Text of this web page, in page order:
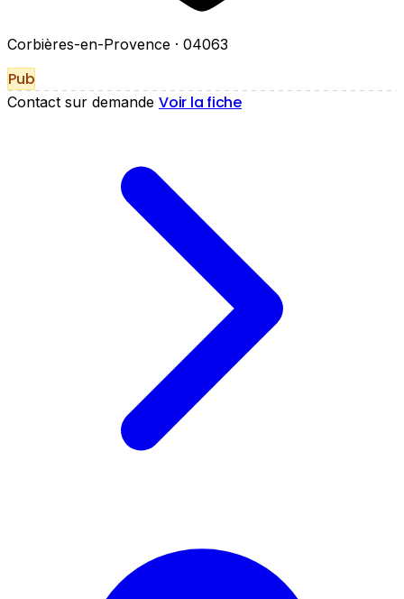
Corbières-en-Provence · 04063
Pub
Contact sur demande Voir la fiche